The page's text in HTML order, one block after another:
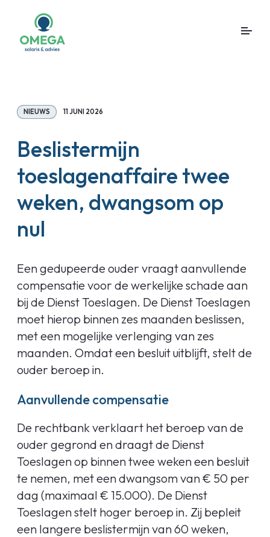
NIEUWS 11 JUNI 2026
Beslistermijn
toeslagenaffaire twee
weken, dwangsom op
nul
Een gedupeerde ouder vraagt aanvullende
compensatie voor de werkelijke schade aan
bij de Dienst Toeslagen. De Dienst Toeslagen
moet hierop binnen zes maanden beslissen,
met een mogelijke verlenging van zes
maanden. Omdat een besluit uitblijft, stelt de
ouder beroep in.
Aanvullende compensatie
De rechtbank verklaart het beroep van de
ouder gegrond en draagt de Dienst
Toeslagen op binnen twee weken een besluit
te nemen, met een dwangsom van € 50 per
dag (maximaal € 15.000). De Dienst
Toeslagen stelt hoger beroep in. Zij bepleit
een langere beslistermijn van 60 weken,